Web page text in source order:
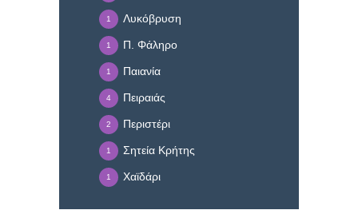
Λυκόβρυση
1
Π. Φάληρο
1
Παιανία
1
Πειραιάς
4
Περιστέρι
2
Σητεία Κρήτης
1
Χαϊδάρι
1